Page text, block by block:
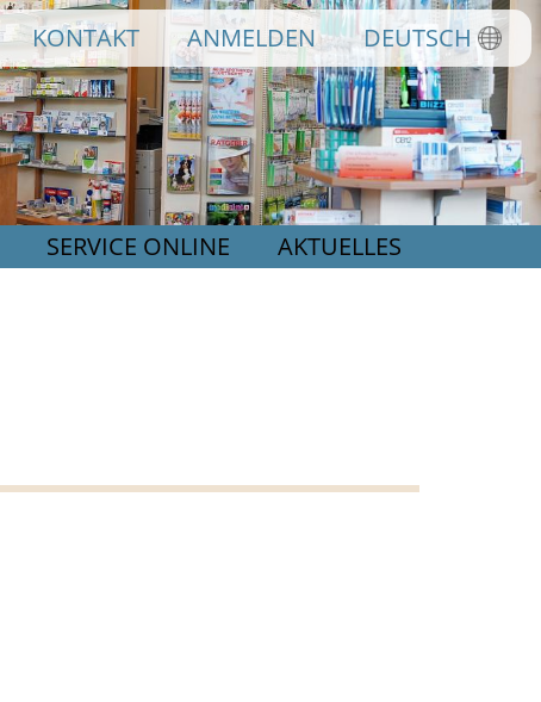
KONTAKT ANMELDEN DEUTSCH
SERVICE ONLINE AKTUELLES